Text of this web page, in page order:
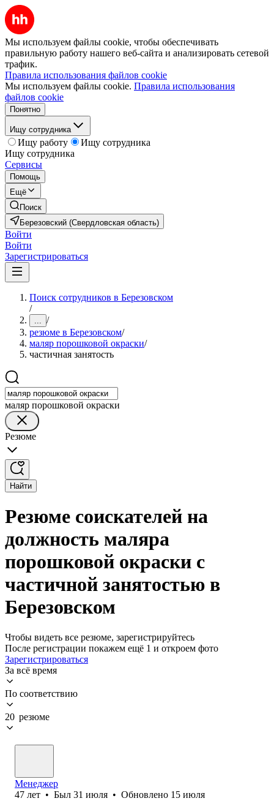
Мы используем файлы cookie, чтобы обеспечивать
правильную работу нашего веб-сайта и анализировать сетевой
трафик.
Правила использования файлов cookie
Мы используем файлы cookie. Правила использования
файлов cookie
Понятно
Ищу сотрудника
Ищу работу
Ищу сотрудника
Ищу сотрудника
Сервисы
Помощь
Ещё
Поиск
Березовский (Свердловская область)
Войти
Войти
Зарегистрироваться
Поиск сотрудников в Березовском
/
... /
резюме в Березовском/
маляр порошковой окраски/
частичная занятость
маляр порошковой окраски
Резюме
Найти
Резюме соискателей на
должность маляра
порошковой окраски с
частичной занятостью в
Березовском
Чтобы видеть все резюме, зарегистрируйтесь
После регистрации покажем ещё 1 и откроем фото
Зарегистрироваться
За всё время
По соответствию
20 резюме
Менеджер
47 лет • Был 31 июля • Обновлено 15 июля